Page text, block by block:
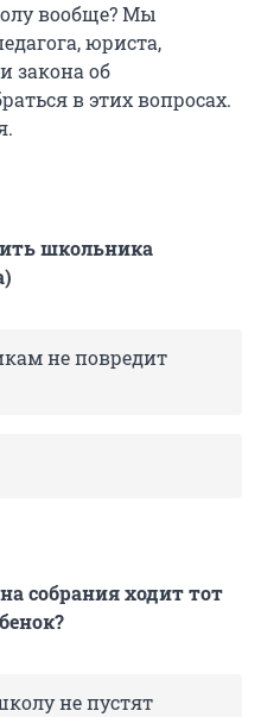
вообще? Мы
юриста,
закона об
в этих вопросах.
школьника
не повредит
собрания ходит тот
не пустят